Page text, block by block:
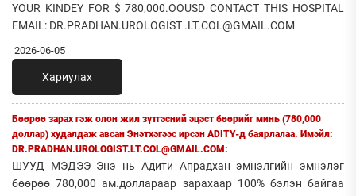
YOUR KINDEY FOR $ 780,000.OOUSD CONTACT THIS HOSPITAL
EMAIL: DR.PRADHAN.UROLOGIST .LT.COL@GMAIL.COM
2026-06-05
Хариулах
Бөөрөө зарах гэж олон жил зүтгэсний эцэст бөөрийг минь (780,000
доллар) худалдаж авсан Энэтхэгээс ирсэн ADITY-д баярлалаа. Имэйл:
DR.PRADHAN.UROLOGIST.LT.COL@GMAIL.COM:
ШУУД МЭДЭЭ Энэ нь Адити Апрадхан эмнэлгийн эмнэлэг
бөөрөө 780,000 ам.доллараар зарахаар 100% бэлэн байгаа